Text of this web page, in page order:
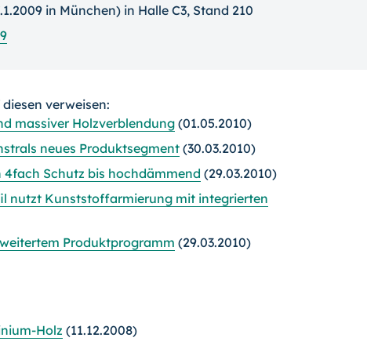
in München) in Halle C3, Stand 210
verweisen:
massiver Holzverblendung (01.05.2010)
neues Produktsegment (30.03.2010)
Schutz bis hochdämmend (29.03.2010)
nutzt Kunststoffarmierung mit integrierten
Produktprogramm (29.03.2010)
Holz (11.12.2008)